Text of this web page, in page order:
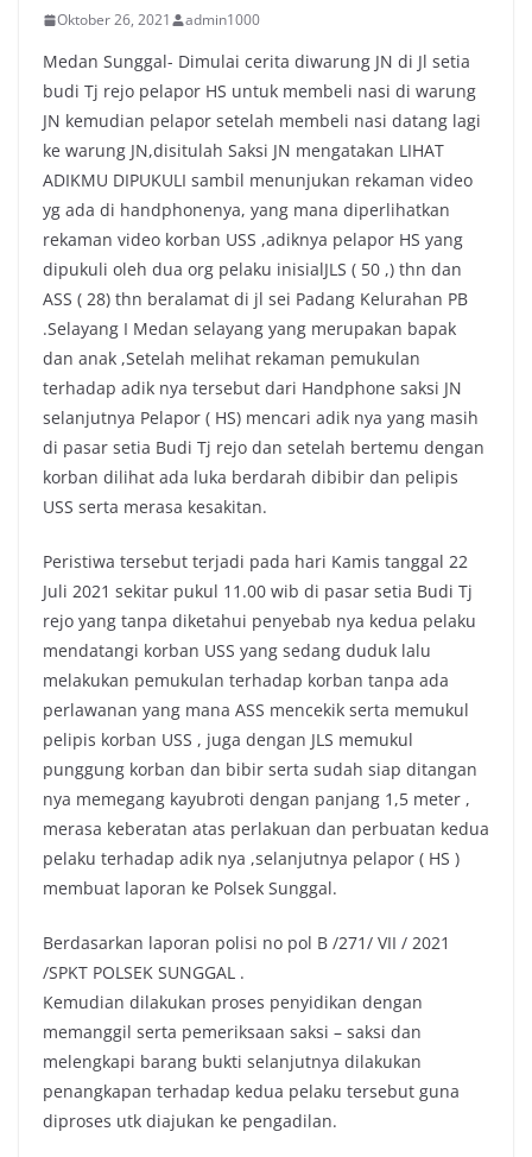
Oktober 26, 2021 admin1000
Medan Sunggal- Dimulai cerita diwarung JN di Jl setia
budi Tj rejo pelapor HS untuk membeli nasi di warung
JN kemudian pelapor setelah membeli nasi datang lagi
ke warung JN,disitulah Saksi JN mengatakan LIHAT
ADIKMU DIPUKULI sambil menunjukan rekaman video
yg ada di handphonenya, yang mana diperlihatkan
rekaman video korban USS ,adiknya pelapor HS yang
dipukuli oleh dua org pelaku inisialJLS ( 50 ,) thn dan
ASS ( 28) thn beralamat di jl sei Padang Kelurahan PB
.Selayang I Medan selayang yang merupakan bapak
dan anak ,Setelah melihat rekaman pemukulan
terhadap adik nya tersebut dari Handphone saksi JN
selanjutnya Pelapor ( HS) mencari adik nya yang masih
di pasar setia Budi Tj rejo dan setelah bertemu dengan
korban dilihat ada luka berdarah dibibir dan pelipis
USS serta merasa kesakitan.
Peristiwa tersebut terjadi pada hari Kamis tanggal 22
Juli 2021 sekitar pukul 11.00 wib di pasar setia Budi Tj
rejo yang tanpa diketahui penyebab nya kedua pelaku
mendatangi korban USS yang sedang duduk lalu
melakukan pemukulan terhadap korban tanpa ada
perlawanan yang mana ASS mencekik serta memukul
pelipis korban USS , juga dengan JLS memukul
punggung korban dan bibir serta sudah siap ditangan
nya memegang kayubroti dengan panjang 1,5 meter ,
merasa keberatan atas perlakuan dan perbuatan kedua
pelaku terhadap adik nya ,selanjutnya pelapor ( HS )
membuat laporan ke Polsek Sunggal.
Berdasarkan laporan polisi no pol B /271/ VII / 2021
/SPKT POLSEK SUNGGAL .
Kemudian dilakukan proses penyidikan dengan
memanggil serta pemeriksaan saksi – saksi dan
melengkapi barang bukti selanjutnya dilakukan
penangkapan terhadap kedua pelaku tersebut guna
diproses utk diajukan ke pengadilan.